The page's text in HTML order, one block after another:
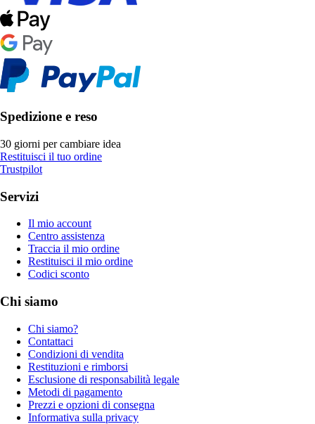
Spedizione e reso
30 giorni per cambiare idea
Restituisci il tuo ordine
Trustpilot
Servizi
Il mio account
Centro assistenza
Traccia il mio ordine
Restituisci il mio ordine
Codici sconto
Chi siamo
Chi siamo?
Contattaci
Condizioni di vendita
Restituzioni e rimborsi
Esclusione di responsabilità legale
Metodi di pagamento
Prezzi e opzioni di consegna
Informativa sulla privacy